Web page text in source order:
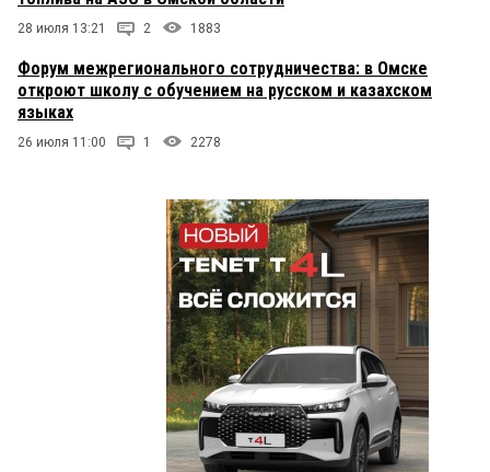
28 июля 13:21 2 1883
Форум межрегионального сотрудничества: в Омске
откроют школу с обучением на русском и казахском
языках
26 июля 11:00 1 2278